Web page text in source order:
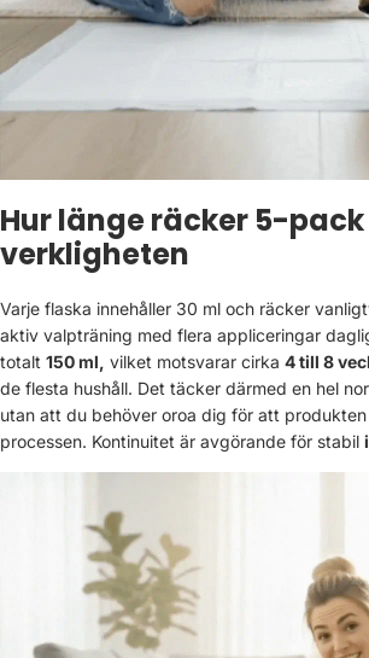
Hur länge räcker 5-pack
verkligheten
Varje flaska innehåller 30 ml och räcker
aktiv valpträning med flera appliceringar
totalt 150 ml, vilket motsvarar cirka 4 till 8
de flesta hushåll. Det täcker därmed en hel
utan att du behöver oroa dig för att
processen. Kontinuitet är avgörande för stabil